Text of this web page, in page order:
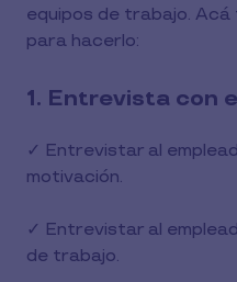
equipos de trabajo. Acá
para hacerlo:
1. Entrevista con
✓ Entrevistar al
motivación.
✓ Entrevistar al
de trabajo.